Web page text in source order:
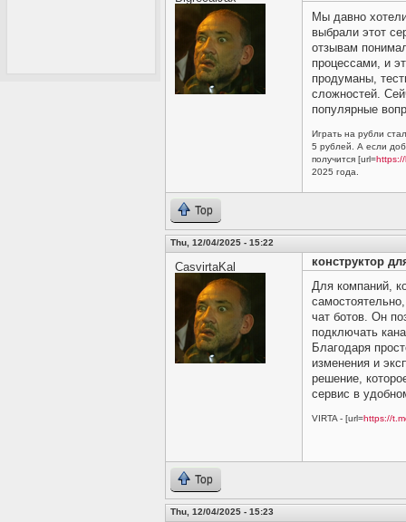
Мы давно
выбрали этот
отзывам
процессами, и
продуманы,
сложностей.
популярные
Играть на рубли
5 рублей. А если
получится [url=https://
2025 года.
Top
Thu, 12/04/2025 - 15:22
CasvirtaKal
конструктор
Для компаний,
чат ботов. Он
подключать
Благодаря
изменения и
решение,
сервис в
VIRTA - [url=https://
Top
Thu, 12/04/2025 - 15:23